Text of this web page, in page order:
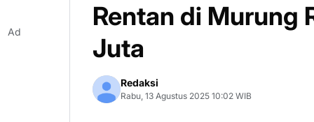
Rentan di Murung
Juta
Redaksi
Rabu, 13 Agustus 2025 10:02 WIB
Ad